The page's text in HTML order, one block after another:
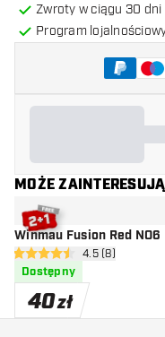
Zwroty w ciągu 30 dni
Program
MOŻE
Winmau Fusion Red NO6
otwórz panel
4.5 gwiazdki oceny
4.5 (8)
Dostępny
40zł